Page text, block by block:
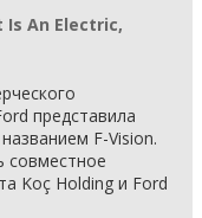
Is An Electric,
представила
F-Vision.
совместное
Koç Holding и Ford